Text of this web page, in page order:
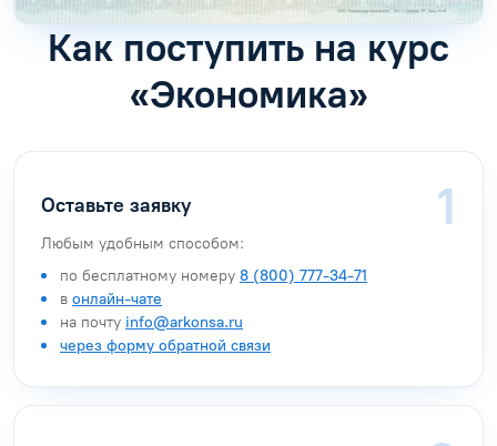
Как поступить на курс
«Экономика»
Оставьте заявку
Любым удобным способом:
по бесплатному номеру 8 (800) 777-34-71
в онлайн-чате
на почту info@arkonsa.ru
через форму обратной связи